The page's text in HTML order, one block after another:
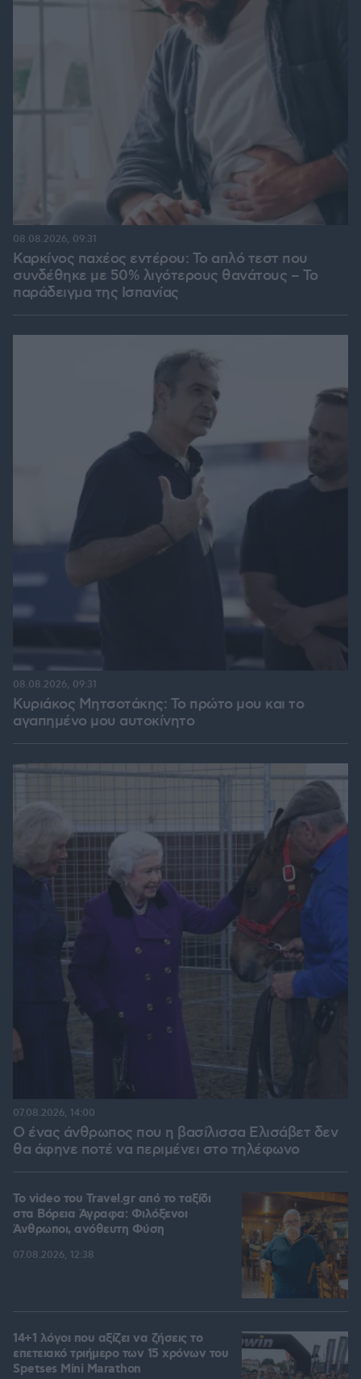
Καρκίνος παχέος εντέρου: Το απλό τεστ που
συνδέθηκε με 50% λιγότερους θανάτους – Το
παράδειγμα της Ισπανίας
08.08.2026, 09:31
Κυριάκος Μητσοτάκης: Το πρώτο μου και το
αγαπημένο μου αυτοκίνητο
08.08.2026, 09:31
Ο ένας άνθρωπος που η βασίλισσα Ελισάβετ δεν
θα άφηνε ποτέ να περιμένει στο τηλέφωνο
07.08.2026, 14:00
To video του Travel.gr από το ταξίδι
στα Βόρεια Άγραφα: Φιλόξενοι
Άνθρωποι, ανόθευτη Φύση
07.08.2026, 12:38
14+1 λόγοι που αξίζει να ζήσεις το
επετειακό τριήμερο των 15 χρόνων του
Spetses Mini Marathon